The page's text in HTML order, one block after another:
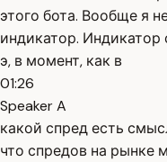
этого бота. Вообще я
индикатор.
э, в момент, как в
01:26
Speaker A
какой спред есть
что спредов на рынке